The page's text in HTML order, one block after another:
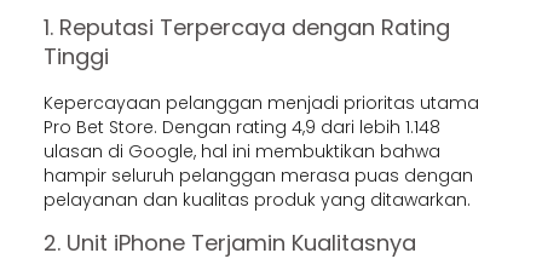
1. Reputasi Terpercaya dengan Rating
Tinggi
Kepercayaan pelanggan menjadi prioritas utama
Pro Bet Store. Dengan rating 4,9 dari lebih 1.148
ulasan di Google, hal ini membuktikan bahwa
hampir seluruh pelanggan merasa puas dengan
pelayanan dan kualitas produk yang ditawarkan.
2. Unit iPhone Terjamin Kualitasnya